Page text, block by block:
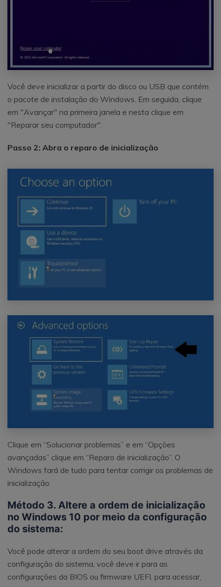
Você deve inicializar a partir do disco ou USB que contém
o pacote de instalação do Windows. Em seguida, clique
em "Avançar" na primeira janela e nesta clique em
"Reparar seu computador".
Passo 2: Abra o reparo de inicialização
Clique em “Solucionar problemas” e em “Opções
avançadas” clique em “Reparo de inicialização”. O
Windows fará de tudo para tentar corrigir os problemas de
inicialização.
Método 3. Altere a ordem de inicialização
no Windows 10 por meio da configuração
do sistema:
Você pode alterar a ordem do seu boot drive através da
configuração do sistema, você deve ir para as
configurações da BIOS ou firmware UEFI, para acessar,